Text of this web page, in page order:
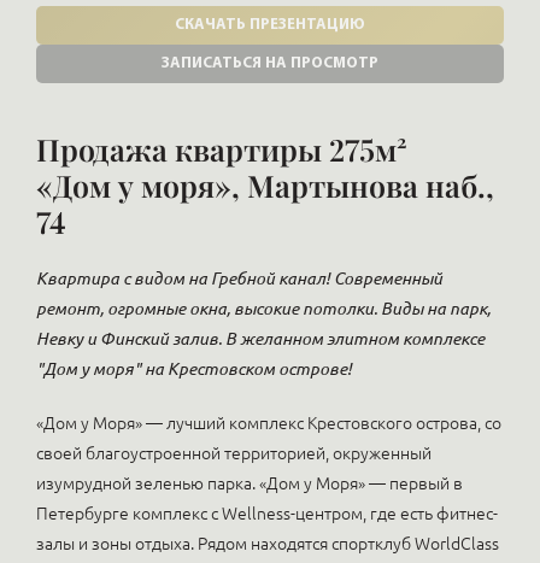
СКАЧАТЬ ПРЕЗЕНТАЦИЮ
ЗАПИСАТЬСЯ НА ПРОСМОТР
Продажа квартиры 275м²
«Дом у моря», Мартынова наб.,
74
Квартира с видом на Гребной канал! Современный
ремонт, огромные окна, высокие потолки. Виды на парк,
Невку и Финский залив. В желанном элитном комплексе
"Дом у моря" на Крестовском острове!
«Дом у Моря» — лучший комплекс Крестовского острова, со
своей благоустроенной территорией, окруженный
изумрудной зеленью парка. «Дом у Моря» — первый в
Петербурге комплекс с Wellness-центром, где есть фитнес-
залы и зоны отдыха. Рядом находятся спортклуб WorldClass